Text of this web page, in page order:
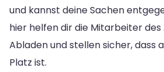
und kannst deine Sachen
hier helfen dir die Mitarbeiter
Abladen und stellen sicher, dass
Platz ist.